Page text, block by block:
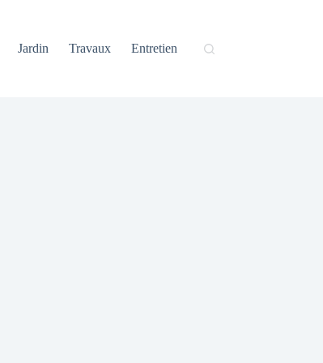
Jardin Travaux Entretien